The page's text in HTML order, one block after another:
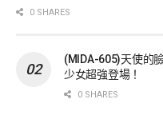
0 SHARES
(MIDA-605)天使的
少女超強登場！
0 SHARES